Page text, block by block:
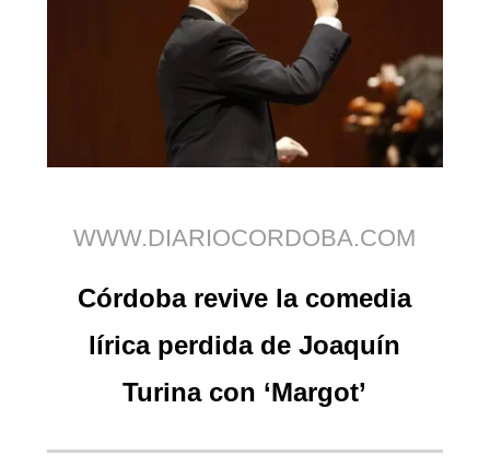
WWW.DIARIOCORDOBA.COM
Córdoba revive la comedia
lírica perdida de Joaquín
Turina con ‘Margot’